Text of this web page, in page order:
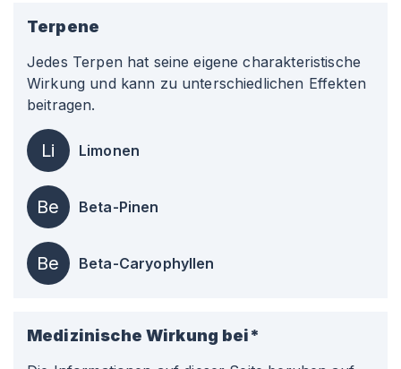
Terpene
Jedes Terpen hat seine eigene charakteristische
Wirkung und kann zu unterschiedlichen Effekten
beitragen.
Li Limonen
Be Beta-Pinen
Be Beta-Caryophyllen
Medizinische Wirkung bei*